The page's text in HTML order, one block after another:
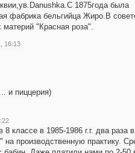
1875года была
фабрика бельгийца Жиро.В
"Красная роза".
16:13
и пиццерия)
классе в 1985-1986 г.г. два раза
производственную практику.